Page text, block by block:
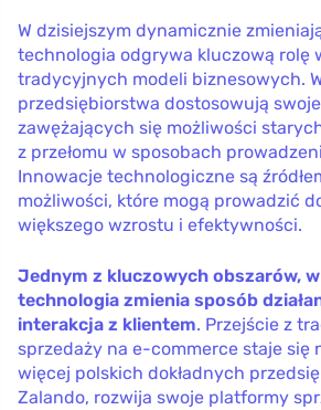
W dzisiejszym dynamicznie
technologia odgrywa kluczową rolę
tradycyjnych modeli biznesowych.
przedsiębiorstwa dostosowują
zawężających się możliwości
z przełomu w sposobach
Innowacje technologiczne są
możliwości, które mogą prowadzić
większego wzrostu i efektywności.
Jednym z kluczowych obszarów,
technologia zmienia sposób
interakcja z klientem. Przejście z
sprzedaży na e-commerce staje się
więcej polskich dokładnych
Zalando, rozwija swoje platformy